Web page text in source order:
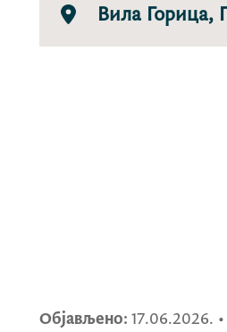
Вила Горица,
Објављено: 17.06.2026. •